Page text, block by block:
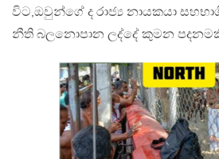
විට,ඔවුන්ගේ ද රාජ්‍ය නායකයා
නීති බලනොපාන ලද්දේ කුමන